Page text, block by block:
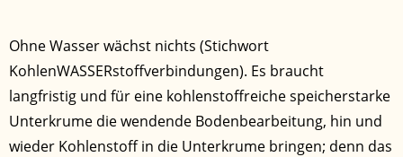
Ohne Wasser wächst nichts (Stichwort
KohlenWASSERstoffverbindungen). Es braucht
langfristig und für eine kohlenstoffreiche speicherstarke
Unterkrume die wendende Bodenbearbeitung, hin und
wieder Kohlenstoff in die Unterkrume bringen; denn das